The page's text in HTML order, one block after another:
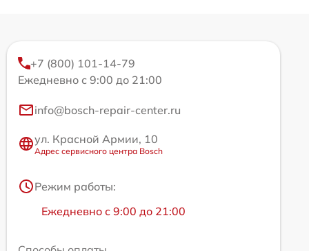
+7 (800) 101-14-79
Ежедневно с 9:00 до 21:00
info@bosch-repair-center.ru
ул. Красной Армии, 10
Адрес сервисного центра Bosch
Режим работы:
Ежедневно с 9:00 до 21:00